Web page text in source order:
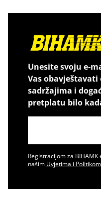
Unesite svoju e-
Vas
sadržajima i
pretplatu bilo
Registracijom za
našim Uvjetima i